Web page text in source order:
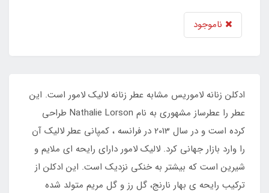
ناموجود
ادکلن زنانه لاموریس مشابه عطر زنانه لالیک لامور است. این
عطر را عطرساز مشهوری به نام Nathalie Lorson طراحی
کرده است و در سال 2013 در فرانسه ، کمپانی عطر لالیک آن
را وارد بازار جهانی کرد. لالیک لامور دارای رایحه ای ملایم و
شیرین است که بیشتر به خنکی نزدیک است. این ادکلن از
ترکیب رایحه ی بهار نارنج، گل رز و گل مریم متولد شده